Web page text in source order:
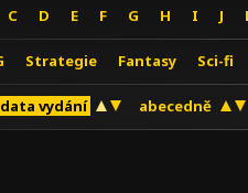
C D E F G H I J
Strategie Fantasy Sci-fi
data vydání abecedně